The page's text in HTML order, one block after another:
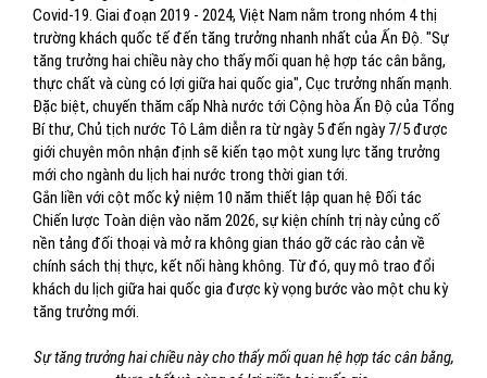
Covid-19. Giai đoạn 2019 - 2024, Việt Nam nằm trong nhóm 4 thị
trường khách quốc tế đến tăng trưởng nhanh nhất của Ấn Độ. "Sự
tăng trưởng hai chiều này cho thấy mối quan hệ hợp tác cân bằng,
thực chất và cùng có lợi giữa hai quốc gia", Cục trưởng nhấn mạnh.
Đặc biệt, chuyến thăm cấp Nhà nước tới Cộng hòa Ấn Độ của Tổng
Bí thư, Chủ tịch nước Tô Lâm diễn ra từ ngày 5 đến ngày 7/5 được
giới chuyên môn nhận định sẽ kiến tạo một xung lực tăng trưởng
mới cho ngành du lịch hai nước trong thời gian tới.
Gắn liền với cột mốc kỷ niệm 10 năm thiết lập quan hệ Đối tác
Chiến lược Toàn diện vào năm 2026, sự kiện chính trị này củng cố
nền tảng đối thoại và mở ra không gian tháo gỡ các rào cản về
chính sách thị thực, kết nối hàng không. Từ đó, quy mô trao đổi
khách du lịch giữa hai quốc gia được kỳ vọng bước vào một chu kỳ
tăng trưởng mới.
Sự tăng trưởng hai chiều này cho thấy mối quan hệ hợp tác cân bằng,